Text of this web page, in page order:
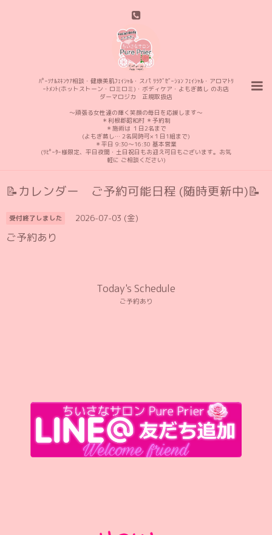
ﾊﾟｰｿﾅﾙｽｷﾝｹｱ相談・健康美肌ﾌｪｲｼｬﾙ・スパ ﾘﾗｸﾞｾﾞｰｼｮﾝ ﾌｪｲｼｬﾙ・アロマﾄﾘ
ｰﾄﾒﾝﾄ(ホットストーン・ロミロミ)・ボディケア・よもぎ蒸し のお店
ダーマロジカ 正規取扱店
〜頑張る女性達の輝く笑顔の毎日を応援します〜
＊利根郡昭和村 ＊予約制
＊施術は １日2名まで
(よもぎ蒸し… 2名同時可×１日1組まで)
＊平日 9:30〜16:30 基本営業
(ﾘﾋﾟｰﾀｰ様限定、平日夜間・土日祝日もお迎え可日もございます。お気
軽に ご相談ください)
📝カレンダー ご予約可能日程 (随時更新中)📝
受付終了しました 2026-07-03 (金)
ご予約あり
Today's Schedule
ご予約あり